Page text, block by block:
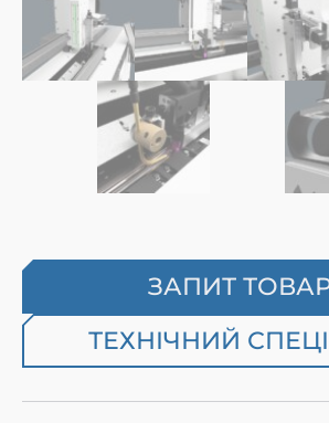
ЗАПИТ
ТЕХНІЧНИЙ